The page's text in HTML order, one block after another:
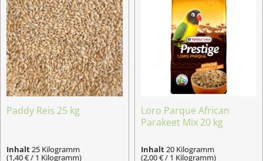
Paddy Reis 25 kg
Inhalt25 Kilogramm
(1,40 € / 1 Kilogramm)
Loro Parque African
Parakeet Mix 20 kg
Inhalt20 Kilogramm
(2,00 € / 1 Kilogramm)